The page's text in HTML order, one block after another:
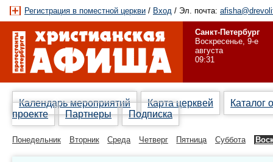
Регистрация в поместной церкви / Вход / Эл. почта:
Санкт-Петербург
Воскресенье, 9-е
августа
09:31
Календарь мероприятий Карта церквей
Каталог
проекте
Партнеры Подписка
Понедельник Вторник Среда Четверг Пятница Суббота